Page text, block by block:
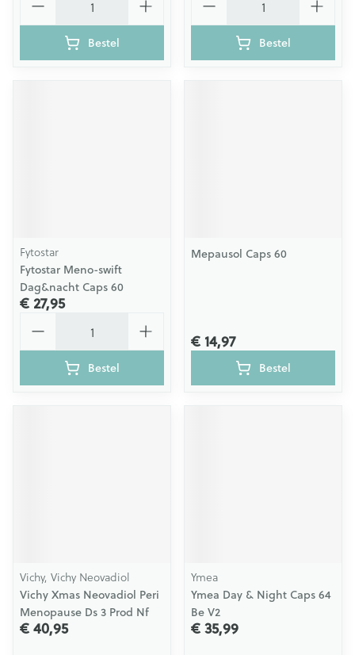
Bestel Bestel
Fytostar
Fytostar Meno-swift
Dag&nacht Caps 60
€ 27,95
Bestel
Mepausol Caps 60
€ 14,97
Bestel
Vichy, Vichy Neovadiol
Vichy Xmas Neovadiol Peri
Menopause Ds 3 Prod Nf
€ 40,95
Ymea
Ymea Day & Night Caps 64
Be V2
€ 35,99